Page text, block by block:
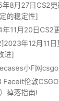
年8月27日CS2
的稳定性]
11月20日CS2
年12月11
进]
小F网
Faceit伦敦
掉落指南!